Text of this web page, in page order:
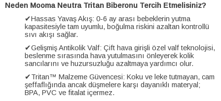
Neden Mooma Neutra Tritan Biberonu Tercih Etmelisiniz?
✔Hassas Yavaş Akış: 0-6 ay arası bebeklerin yutma
kapasitesiyle tam uyumlu, boğulma riskini azaltan kontrollü
sıvı akışı sağlar.
✔Gelişmiş Antikolik Valf: Çift hava girişli özel valf teknolojisi,
beslenme sırasında hava yutulmasını önleyerek kolik
sancılarını ve huzursuzluğu azaltmaya yardımcı olur.
✔Tritan™ Malzeme Güvencesi: Koku ve leke tutmayan, cam
şeffaflığında ancak düşmelere karşı dayanıklı materyal;
BPA, PVC ve fitalat içermez.